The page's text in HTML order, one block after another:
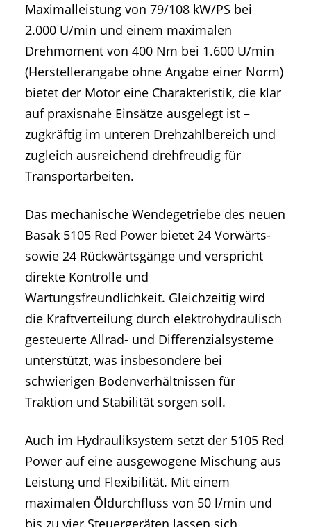
Maximalleistung von 79/108 kW/PS bei
2.000 U/min und einem maximalen
Drehmoment von 400 Nm bei 1.600 U/min
(Herstellerangabe ohne Angabe einer Norm)
bietet der Motor eine Charakteristik, die klar
auf praxisnahe Einsätze ausgelegt ist –
zugkräftig im unteren Drehzahlbereich und
zugleich ausreichend drehfreudig für
Transportarbeiten.
Das mechanische Wendegetriebe des neuen
Basak 5105 Red Power bietet 24 Vorwärts-
sowie 24 Rückwärtsgänge und verspricht
direkte Kontrolle und
Wartungsfreundlichkeit. Gleichzeitig wird
die Kraftverteilung durch elektrohydraulisch
gesteuerte Allrad- und Differenzialsysteme
unterstützt, was insbesondere bei
schwierigen Bodenverhältnissen für
Traktion und Stabilität sorgen soll.
Auch im Hydrauliksystem setzt der 5105 Red
Power auf eine ausgewogene Mischung aus
Leistung und Flexibilität. Mit einem
maximalen Öldurchfluss von 50 l/min und